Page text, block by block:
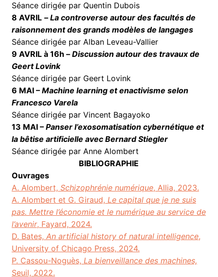
Séance dirigée par Quentin Dubois
8 AVRIL – La controverse autour des facultés de
raisonnement des grands modèles de langages
Séance dirigée par Alban Leveau-Vallier
9 AVRIL à 16h – Discussion autour des travaux de
Geert Lovink
Séance dirigée par Geert Lovink
6 MAI – Machine learning et enactivisme selon
Francesco Varela
Séance dirigée par Vincent Bagayoko
13 MAI – Panser l’exosomatisation cybernétique et
la bêtise artificielle avec Bernard Stiegler
Séance dirigée par Anne Alombert
BIBLIOGRAPHIE
Ouvrages
A. Alombert, Schizophrénie numérique, Allia, 2023.
A. Alombert et G. Giraud, Le capital que je ne suis
pas. Mettre l’économie et le numérique au service de
l’avenir, Fayard, 2024.
D. Bates, An artificial history of natural intelligence,
University of Chicago Press, 2024.
P. Cassou-Noguès, La bienveillance des machines,
Seuil, 2022.